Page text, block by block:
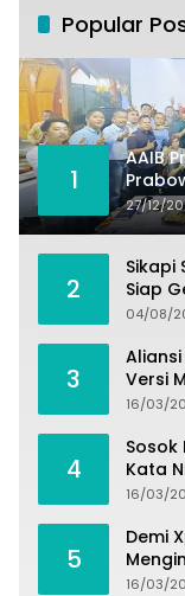
Popular
1
AAIB
27/12/
2
Sikapi
Siap
04/08/
3
Versi
16/03/
4
Sosok
Kata
16/03/
5
Demi
16/03/